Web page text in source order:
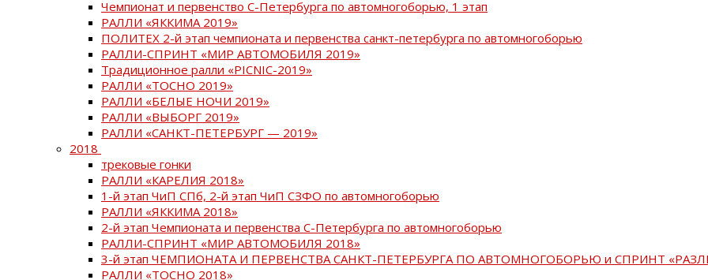
Чемпионат и первенство С-Петербурга по автомногоборью, 1 этап
РАЛЛИ «ЯККИМА 2019»
ПОЛИТЕХ 2-й этап чемпионата и первенства санкт-петербурга по автомногоборью
РАЛЛИ-СПРИНТ «МИР АВТОМОБИЛЯ 2019»
Традиционное ралли «PICNIC-2019»
РАЛЛИ «ТОСНО 2019»
РАЛЛИ «БЕЛЫЕ НОЧИ 2019»
РАЛЛИ «ВЫБОРГ 2019»
РАЛЛИ «САНКТ-ПЕТЕРБУРГ — 2019»
2018
трековые гонки
РАЛЛИ «КАРЕЛИЯ 2018»
1-й этап ЧиП СПб, 2-й этап ЧиП СЗФО по автомногоборью
РАЛЛИ «ЯККИМА 2018»
2-й этап Чемпионата и первенства С-Петербурга по автомногоборью
РАЛЛИ-СПРИНТ «МИР АВТОМОБИЛЯ 2018»
3-й этап ЧЕМПИОНАТА И ПЕРВЕНСТВА САНКТ-ПЕТЕРБУРГА ПО АВТОМНОГОБОРЬЮ и СПРИНТ
РАЛЛИ «ТОСНО 2018»